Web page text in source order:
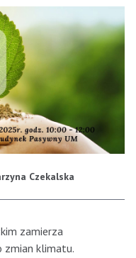
Czekalska
zamierza
zmian klimatu.